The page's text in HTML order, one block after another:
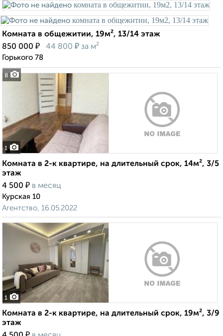
8
Комната в общежитии, 19м², 13/14 этаж
850 000 ₽ 44 800 ₽ за м²
Горького 78
1
Комната в 2-к квартире, на длительный срок, 14м², 3/5
этаж
4 500 ₽ в месяц
Курская 10
Агентство, 16.05.2022
1
Комната в 2-к квартире, на длительный срок, 19м², 3/9
этаж